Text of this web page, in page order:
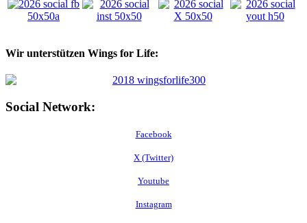
Wir unterstützen Wings for Life:
Social Network:
Facebook
X (Twitter)
Youtube
Instagram